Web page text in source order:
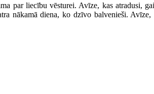
par liecību vēsturei. Avīze, kas atradusi,
nākamā diena, ko dzīvo balvenieši.